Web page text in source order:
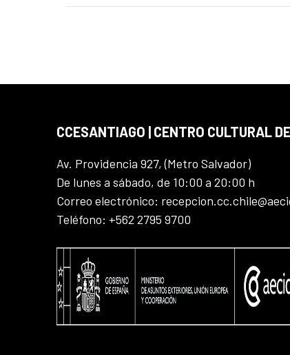
CCESANTIAGO | CENTRO CULTURAL
Av. Providencia 927, (Metro Salvador)
De lunes a sábado, de 10:00 a 20:00 h
Correo electrónico:
Teléfono: +562 2795 9700